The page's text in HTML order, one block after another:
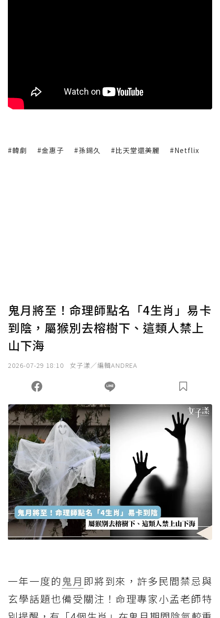
#韓劇 #金惠子 #孫錫久 #比天堂還美麗 #Netflix
鬼月將至！命理師點名「4生肖」易卡
到陰，屬猴別去榕樹下、這類人禁上
山下海
2026-07-29 18:10 女子漾／編輯ANDREA
一年一度的鬼月 即將到來，許多民間禁忌與
玄學話題也備受關注！命理專家小孟老師特